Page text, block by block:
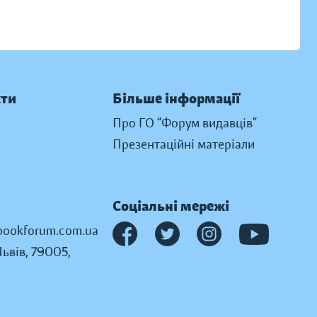
Більше інформації
Про ГО “Форум видавців”
Презентаційні матеріали
79005,
Соціальні мережі